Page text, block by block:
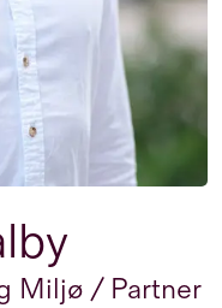
Miljø / Partner